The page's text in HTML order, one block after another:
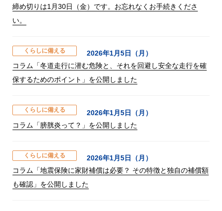
締め切りは1月30日（金）です。お忘れなくお手続きくださ
い。
くらしに備える
2026年1月5日（月）
コラム「冬道走行に潜む危険と、それを回避し安全な走行を確
保するためのポイント」を公開しました
くらしに備える
2026年1月5日（月）
コラム「膀胱炎って？」を公開しました
くらしに備える
2026年1月5日（月）
コラム「地震保険に家財補償は必要？ その特徴と独自の補償額
も確認」を公開しました